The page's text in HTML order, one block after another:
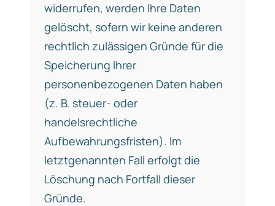
widerrufen, werden Ihre Daten
gelöscht, sofern wir keine anderen
rechtlich zulässigen Gründe für die
Speicherung Ihrer
personenbezogenen Daten haben
(z. B. steuer- oder
handelsrechtliche
Aufbewahrungsfristen). Im
letztgenannten Fall erfolgt die
Löschung nach Fortfall dieser
Gründe.